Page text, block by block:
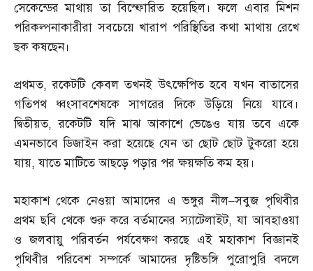
সেকেন্ডের মাথায় তা বিস্ফোরিত হয়েছিল। ফলে এবার মিশন
পরিকল্পনাকারীরা সবচেয়ে খারাপ পরিস্থিতির কথা মাথায় রেখে
ছক কষছেন।
প্রথমত,রকেটটি কেবল তখনই উৎক্ষেপিত হবে যখন বাতাসের
গতিপথ ধ্বংসাবশেষকে সাগরের দিকে উড়িয়ে নিয়ে যাবে।
দ্বিতীয়ত,রকেটটি যদি মাঝ আকাশে ভেঙেও যায় তবে একে
এমনভাবে ডিজাইন করা হয়েছে যেন তা ছোট ছোট টুকরো হয়ে
যায়,যাতে মাটিতে আছড়ে পড়ার পর ক্ষয়ক্ষতি কম হয়।
মহাকাশ থেকে নেওয়া আমাদের এ ভঙ্গুর নীল–সবুজ পৃথিবীর
প্রথম ছবি থেকে শুরু করে বর্তমানের স্যাটেলাইট,যা আবহাওয়া
ও জলবায়ু পরিবর্তন পর্যবেক্ষণ করছে এই মহাকাশ বিজ্ঞানই
পৃথিবীর পরিবেশ সম্পর্কে আমাদের দৃষ্টিভঙ্গি পুরোপুরি বদলে